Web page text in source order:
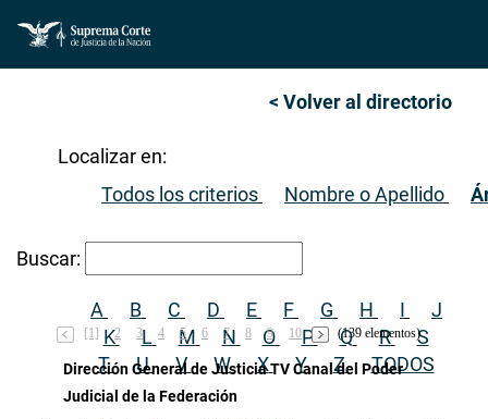
< Volver al directorio
Localizar en:
Todos los criterios
Nombre o Apellido
Buscar:
A B C D E F G H I
J
K
L M N O P Q R
S
T
U V W X Y Z TODOS
[1] 2 3 4 5 6 7 8 9 10 (139 elementos)
Dirección General de Justicia TV Canal del Poder
Judicial de la Federación